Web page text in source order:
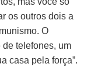
os outros dois a
O
telefones, um
casa pela força”.